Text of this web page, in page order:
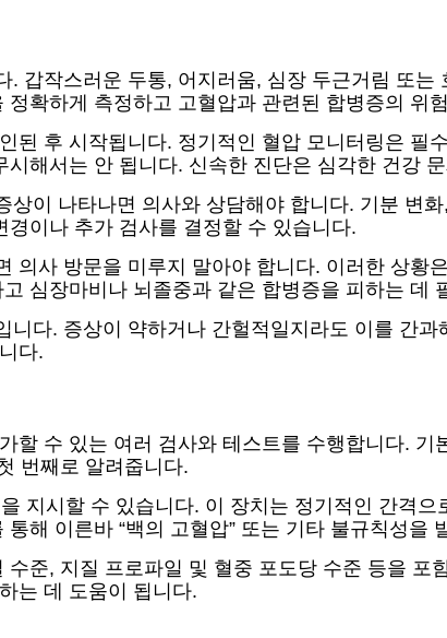
갑작스러운 두통, 어지러움, 심장 두근거림 또
확하게 측정하고 고혈압과 관련된 합병증의 위
된 후 시작됩니다. 정기적인 혈압 모니터링은 필
해서는 안 됩니다. 신속한 진단은 심각한 건강
이 나타나면 의사와 상담해야 합니다. 기분 변
이나 추가 검사를 결정할 수 있습니다.
의사 방문을 미루지 말아야 합니다. 이러한 상황
심장마비나 뇌졸중과 같은 합병증을 피하는 데
다. 증상이 약하거나 간헐적일지라도 이를 간
다.
할 수 있는 여러 검사와 테스트를 수행합니다. 기
번째로 알려줍니다.
지시할 수 있습니다. 이 장치는 정기적인 간격
해 이른바 “백의 고혈압” 또는 기타 불규칙성을
준, 지질 프로파일 및 혈중 포도당 수준 등을 포
는 데 도움이 됩니다.